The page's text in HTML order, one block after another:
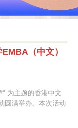
（中文）
为主题的香港中文
圆满举办。本次活动
董事长、香港中文